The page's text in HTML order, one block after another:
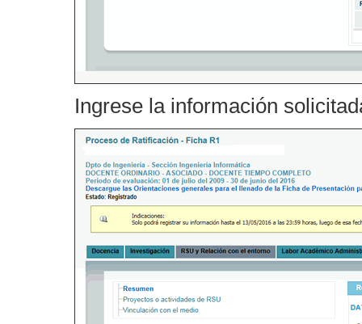
Ingrese la información